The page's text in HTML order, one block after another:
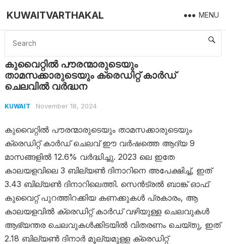
KUWAITVARTHAKAL MENU
Home Kuwait
കുവൈറ്റിൽ പൗരന്മാരുടെയും
താമസക്കാരുടെയും ക്രെഡിറ്റ് കാർഡ്
ചെലവിൽ വർദ്ധന
KUWAIT November 18, 2024
കുവൈറ്റിൽ പൗരന്മാരുടെയും താമസക്കാരുടെയും
ക്രെഡിറ്റ് കാർഡ് ചെലവ് ഈ വർഷത്തെ ആദ്യ 9
മാസങ്ങളിൽ 12.6% വർദ്ധിച്ചു. 2023 ലെ ഇതേ
കാലയളവിലെ 3 ബില്യൺ ദിനാറിനെ അപേക്ഷിച്ച്, ഇത്
3.43 ബില്യൺ ദിനാറിലെത്തി. സെൻട്രൽ ബാങ്ക് ഓഫ്
കുവൈറ്റ് പുറത്തിറക്കിയ കണക്കുകൾ പ്രകാരം, ആ
കാലയളവിൽ ക്രെഡിറ്റ് കാർഡ് വഴിയുള്ള ചെലവുകൾ
ആഭ്യന്തര ചെലവുകൾക്കിടയിൽ വിതരണം ചെയ്തു, ഇത്
2.18 ബില്യൺ ദിനാർ മൂല്യമുള്ള ക്രെഡിറ്റ്